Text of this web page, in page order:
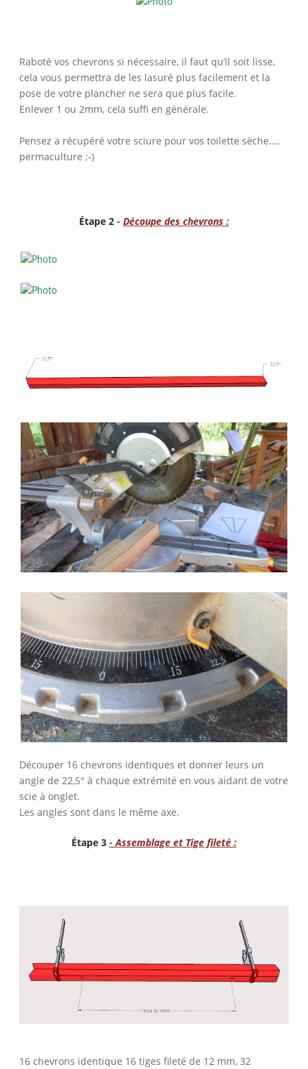
Raboté vos chevrons si nécessaire, il faut qu’il soit lisse,
cela vous permettra de les lasuré plus facilement et la
pose de votre plancher ne sera que plus facile.
Enlever 1 ou 2mm, cela suffi en générale.
Pensez a récupéré votre sciure pour vos toilette sèche....
permaculture ;-)
Étape 2 - Découpe des chevrons :
Découper 16 chevrons identiques et donner leurs un
angle de 22,5° à chaque extrémité en vous aidant de votre
scie à onglet.
Les angles sont dans le même axe.
Étape 3 - Assemblage et Tige fileté :
16 chevrons identique 16 tiges fileté de 12 mm, 32